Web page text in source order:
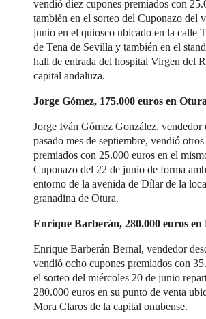
vendió diez cupones premiados con
también en el sorteo del Cuponazo del
junio en el quiosco ubicado en la calle
de Tena de Sevilla y también en el
hall de entrada del hospital Virgen del
capital andaluza.
Jorge Gómez, 175.000 euros en
Jorge Iván Gómez González, vendedor
pasado mes de septiembre, vendió
premiados con 25.000 euros en el
Cuponazo del 22 de junio de forma
entorno de la avenida de Dílar de la
granadina de Otura.
Enrique Barberán, 280.000 euros en
Enrique Barberán Bernal, vendedor
vendió ocho cupones premiados con
el sorteo del miércoles 20 de junio
280.000 euros en su punto de venta
Mora Claros de la capital onubense.